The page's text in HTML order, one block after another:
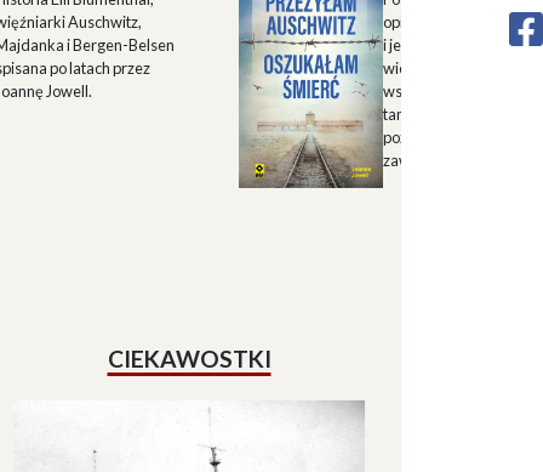
Auschwitz,
i Bergen-Belsen
po latach przez
Jowell.
opisu historii Górnego
i jego mieszkańców w
wieku oraz zapisu
wspomnień
tamtych terenów, które
pozwalają lepiej
zawiłe koleje losu
CIEKAWOSTKI